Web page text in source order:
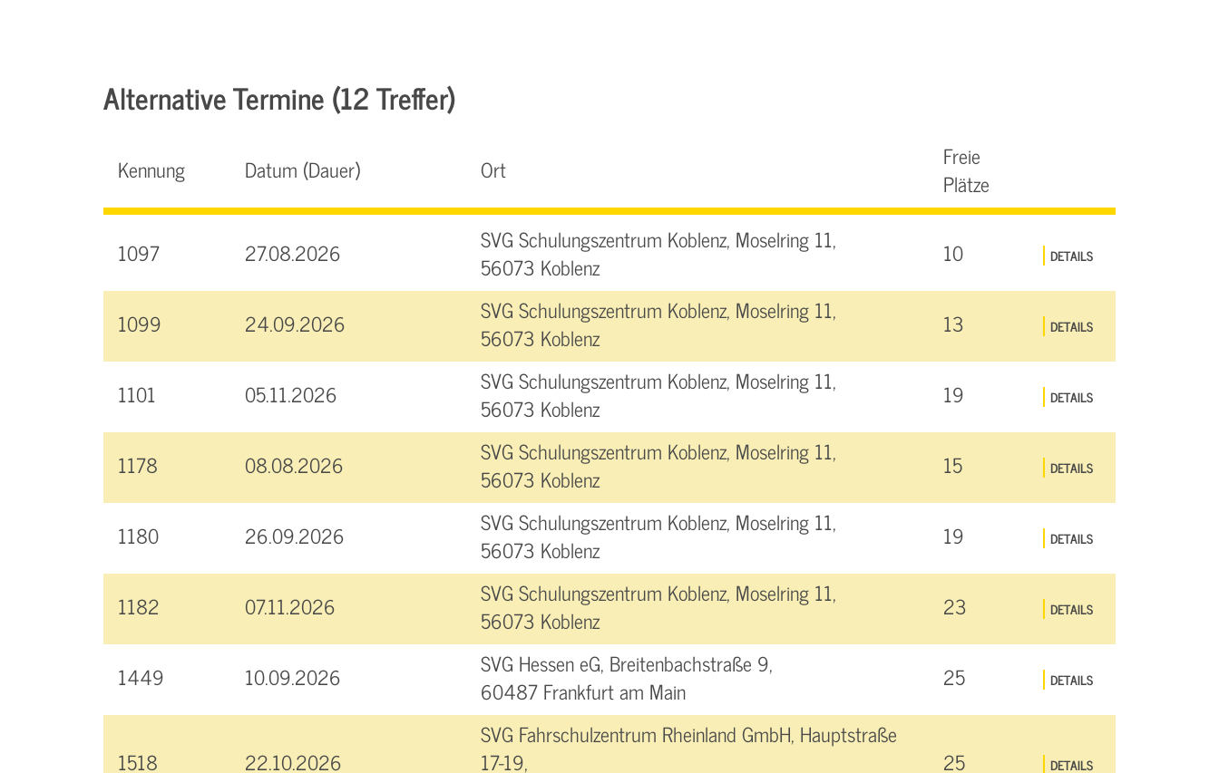
Alternative Termine (12 Treffer)
Kennung Datum (Dauer) Ort
Freie
Plätze
1097 27.08.2026
SVG Schulungszentrum Koblenz, Moselring 11,
56073 Koblenz
10 DETAILS
1099 24.09.2026
SVG Schulungszentrum Koblenz, Moselring 11,
56073 Koblenz
13 DETAILS
1101 05.11.2026
SVG Schulungszentrum Koblenz, Moselring 11,
56073 Koblenz
19 DETAILS
1178 08.08.2026
SVG Schulungszentrum Koblenz, Moselring 11,
56073 Koblenz
15 DETAILS
1180 26.09.2026
SVG Schulungszentrum Koblenz, Moselring 11,
56073 Koblenz
19 DETAILS
1182 07.11.2026
SVG Schulungszentrum Koblenz, Moselring 11,
56073 Koblenz
23 DETAILS
1449 10.09.2026
SVG Hessen eG, Breitenbachstraße 9,
60487 Frankfurt am Main
25 DETAILS
1518 22.10.2026
SVG Fahrschulzentrum Rheinland GmbH, Hauptstraße
17-19,
25 DETAILS